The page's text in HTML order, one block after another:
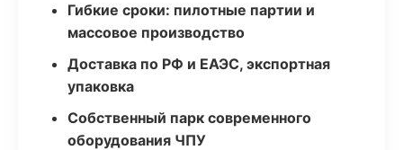
Гибкие сроки: пилотные партии и
массовое производство
Доставка по РФ и ЕАЭС, экспортная
упаковка
Собственный парк современного
оборудования ЧПУ